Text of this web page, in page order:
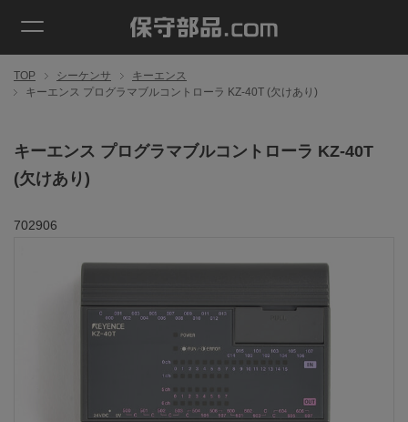
TOP シーケンサ
キーエンス
キーエンス プログラマブルコントローラ KZ-40T (欠けあり)
キーエンス プログラマブルコントローラ KZ-40T
(欠けあり)
702906